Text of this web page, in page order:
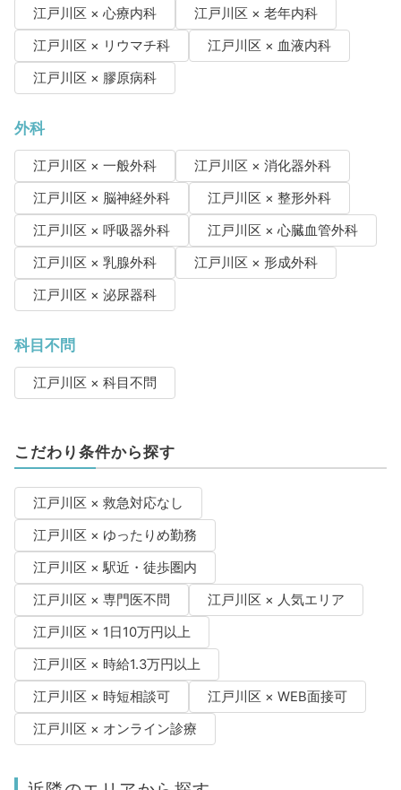
江戸川区 × 心療内科
江戸川区 × 老年内科
江戸川区 × リウマチ科
江戸川区 × 血液内科
江戸川区 × 膠原病科
外科
江戸川区 × 一般外科
江戸川区 × 消化器外科
江戸川区 × 脳神経外科
江戸川区 × 整形外科
江戸川区 × 呼吸器外科
江戸川区 × 心臓血管外科
江戸川区 × 乳腺外科
江戸川区 × 形成外科
江戸川区 × 泌尿器科
科目不問
江戸川区 × 科目不問
こだわり条件から探す
江戸川区 × 救急対応なし
江戸川区 × ゆったりめ勤務
江戸川区 × 駅近・徒歩圏内
江戸川区 × 専門医不問
江戸川区 × 人気エリア
江戸川区 × 1日10万円以上
江戸川区 × 時給1.3万円以上
江戸川区 × 時短相談可
江戸川区 × WEB面接可
江戸川区 × オンライン診療